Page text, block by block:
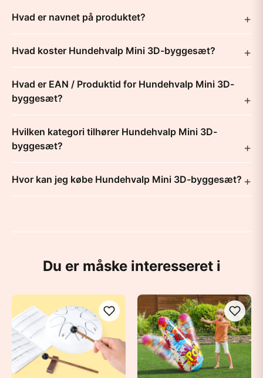
Hvad er navnet på produktet?
Hvad koster Hundehvalp Mini 3D-byggesæt?
Hvad er EAN / Produktid for Hundehvalp Mini 3D-
byggesæt?
Hvilken kategori tilhører Hundehvalp Mini 3D-
byggesæt?
Hvor kan jeg købe Hundehvalp Mini 3D-byggesæt?
Du er måske interesseret i